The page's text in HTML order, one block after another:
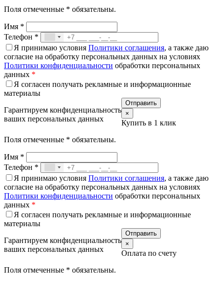
Поля отмеченные * обязательны.
Имя *
Телефон *
Я принимаю условия Политики соглашения, а также даю
согласие на обработку персональных данных на условиях
Политики конфиденциальности обработки персональных
данных *
Я согласен получать рекламные и информационные
материалы
Гарантируем конфиденциальность
ваших персональных данных
×
Купить в 1 клик
Поля отмеченные * обязательны.
Имя *
Телефон *
Я принимаю условия Политики соглашения, а также даю
согласие на обработку персональных данных на условиях
Политики конфиденциальности обработки персональных
данных *
Я согласен получать рекламные и информационные
материалы
Гарантируем конфиденциальность
ваших персональных данных
×
Оплата по счету
Поля отмеченные * обязательны.